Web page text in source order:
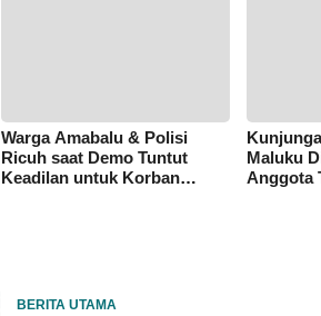
Warga Amabalu & Polisi
Ricuh saat Demo Tuntut
Keadilan untuk Korban
Maluku
Anggota
BERITA UTAMA